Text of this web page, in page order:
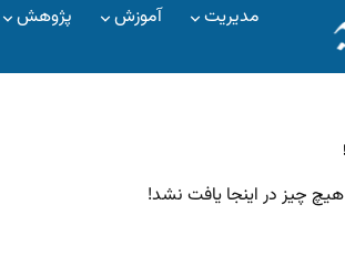
مدیریت آموزش پژوهش
چیز در اینجا یافت نشد!